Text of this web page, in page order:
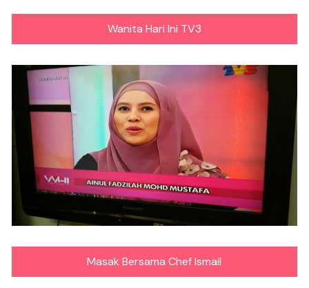
Wanita Hari Ini TV3
Masak Bersama Chef Ismail